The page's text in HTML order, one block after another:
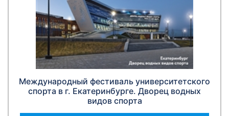
Международный фестиваль университетского
спорта в г. Екатеринбурге. Дворец водных
видов спорта